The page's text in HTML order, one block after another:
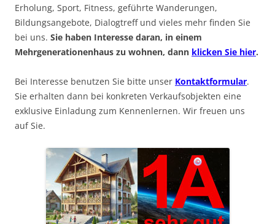
Erholung, Sport, Fitness, geführte Wanderungen,
Bildungsangebote, Dialogtreff und vieles mehr finden Sie
bei uns. Sie haben Interesse daran, in einem
Mehrgenerationenhaus zu wohnen, dann klicken Sie hier.
Bei Interesse benutzen Sie bitte unser Kontaktformular.
Sie erhalten dann bei konkreten Verkaufsobjekten eine
exklusive Einladung zum Kennenlernen. Wir freuen uns
auf Sie.